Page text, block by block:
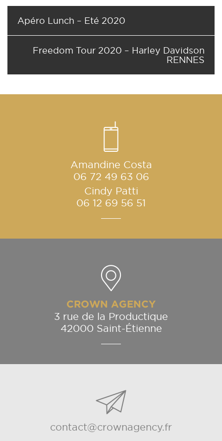
Apéro Lunch – Eté 2020
Freedom Tour 2020 – Harley Davidson
RENNES
Amandine Costa
06 72 49 63 06
Cindy Patti
06 12 69 56 51
CROWN AGENCY
3 rue de la Productique
42000 Saint-Étienne
contact@crownagency.fr